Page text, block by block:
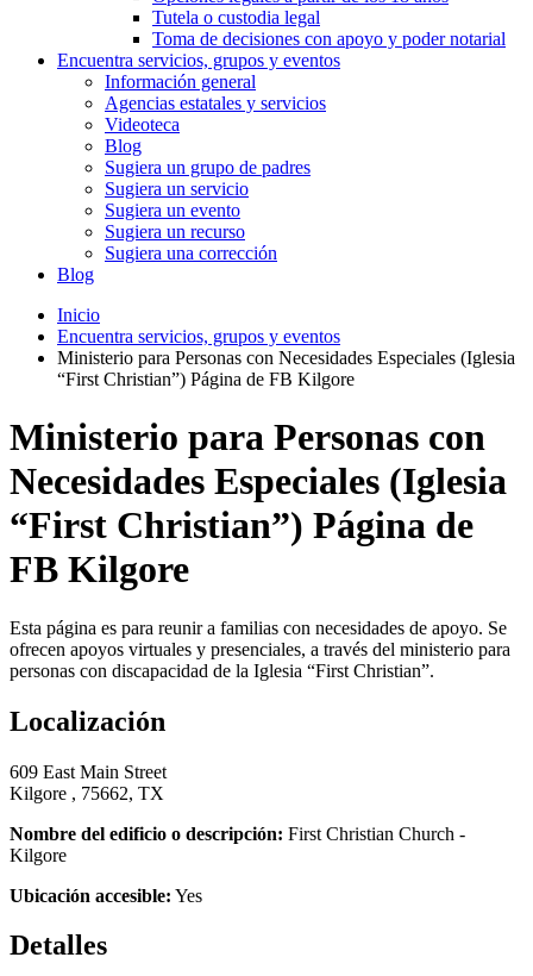
Tutela o custodia legal
Toma de decisiones con apoyo y poder notarial
Encuentra servicios, grupos y eventos
Información general
Agencias estatales y servicios
Videoteca
Blog
Sugiera un grupo de padres
Sugiera un servicio
Sugiera un evento
Sugiera un recurso
Sugiera una corrección
Blog
Inicio
Encuentra servicios, grupos y eventos
Ministerio para Personas con Necesidades Especiales (Iglesia
“First Christian”) Página de FB Kilgore
Ministerio para Personas con
Necesidades Especiales (Iglesia
“First Christian”) Página de
FB Kilgore
Esta página es para reunir a familias con necesidades de apoyo. Se
ofrecen apoyos virtuales y presenciales, a través del ministerio para
personas con discapacidad de la Iglesia “First Christian”.
Localización
609 East Main Street
Kilgore , 75662, TX
Nombre del edificio o descripción: First Christian Church -
Kilgore
Ubicación accesible: Yes
Detalles